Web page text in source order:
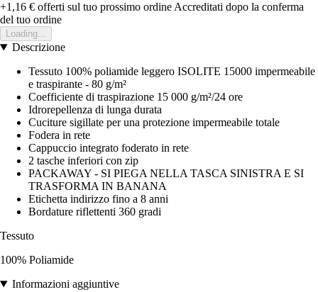
+1,16 € offerti sul tuo prossimo ordine Accreditati dopo la conferma
del tuo ordine
Loading...
Descrizione
Tessuto 100% poliamide leggero ISOLITE 15000 impermeabile
e traspirante - 80 g/m²
Coefficiente di traspirazione 15 000 g/m²/24 ore
Idrorepellenza di lunga durata
Cuciture sigillate per una protezione impermeabile totale
Fodera in rete
Cappuccio integrato foderato in rete
2 tasche inferiori con zip
PACKAWAY - SI PIEGA NELLA TASCA SINISTRA E SI
TRASFORMA IN BANANA
Etichetta indirizzo fino a 8 anni
Bordature riflettenti 360 gradi
Tessuto
100% Poliamide
Informazioni aggiuntive